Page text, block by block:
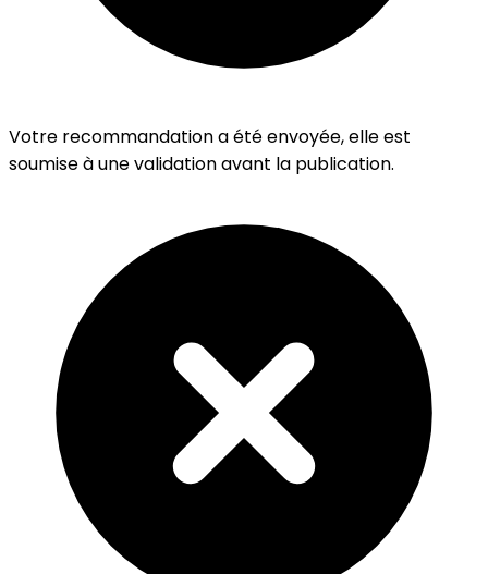
Votre recommandation a été envoyée, elle est
soumise à une validation avant la publication.